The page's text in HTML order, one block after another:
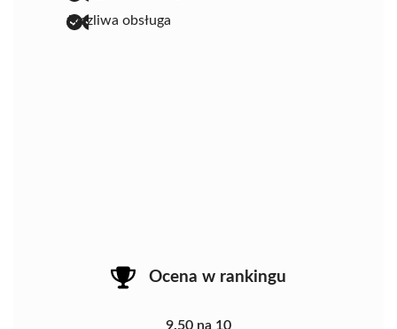
życzliwa obsługa
Ocena w rankingu
9.50 na 10